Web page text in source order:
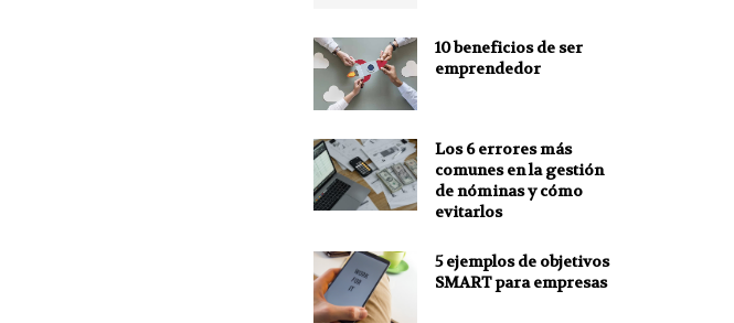
10 beneficios de ser
emprendedor
Los 6 errores más
comunes en la gestión
de nóminas y cómo
evitarlos
5 ejemplos de objetivos
SMART para empresas